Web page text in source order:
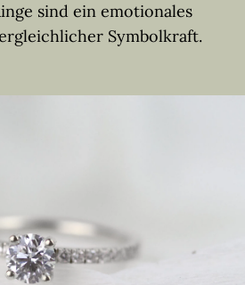
sind ein emotionales
Symbolkraft.